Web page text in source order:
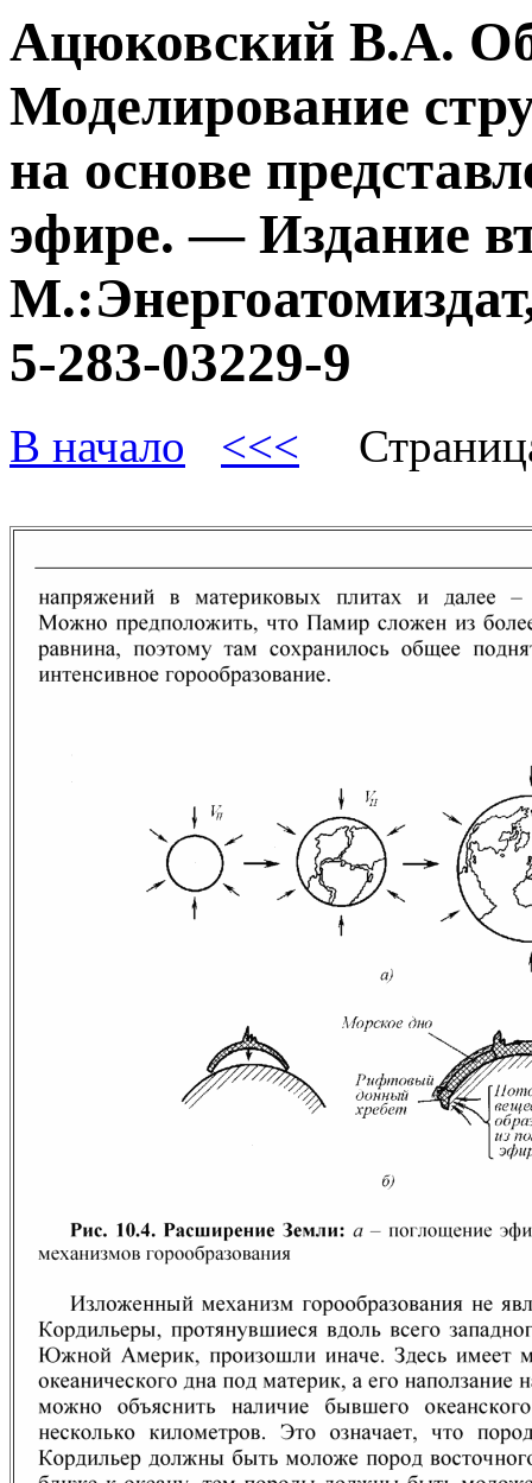
Ацюковский В.А.
Моделирование
на основе
эфире. — Издание
5-283-03229-9
В начало <<<